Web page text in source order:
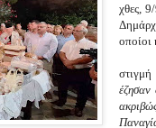
χθες,
οποίοι